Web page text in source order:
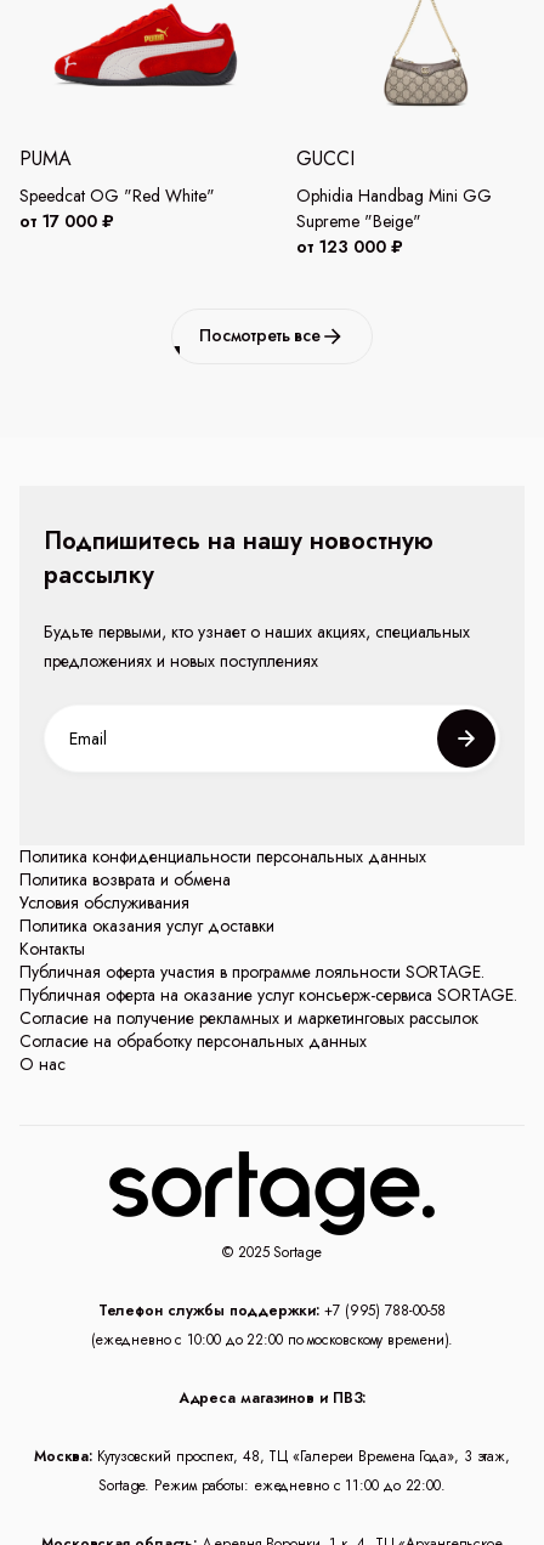
PUMA
Speedcat OG "Red White"
от 17 000 ₽
GUCCI
Ophidia Handbag Mini GG
Supreme "Beige"
от 123 000 ₽
Посмотреть все
Политика конфиденциальности персональных данных
Политика возврата и обмена
Условия обслуживания
Политика оказания услуг доставки
Контакты
Публичная оферта участия в программе лояльности SORTAGE.
Публичная оферта на оказание услуг консьерж-сервиса SORTAGE.
Согласие на получение рекламных и маркетинговых рассылок
Согласие на обработку персональных данных
О нас
Подпишитесь на нашу новостную
рассылку
Будьте первыми, кто узнает о наших акциях, специальных
предложениях и новых поступлениях
© 2025 Sortage
Телефон службы поддержки: +7 (995) 788-00-58
(ежедневно с 10:00 до 22:00 по московскому времени).
Адреса магазинов и ПВЗ:
Москва: Кутузовский проспект, 48, ТЦ «Галереи Времена Года», 3 этаж,
Sortage. Режим работы: ежедневно с 11:00 до 22:00.